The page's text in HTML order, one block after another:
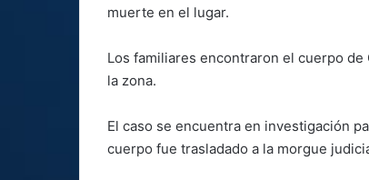
muerte en el lugar.
Los familiares encontraron el cuerpo
la zona.
El caso se encuentra en investigación
cuerpo fue trasladado a la morgue